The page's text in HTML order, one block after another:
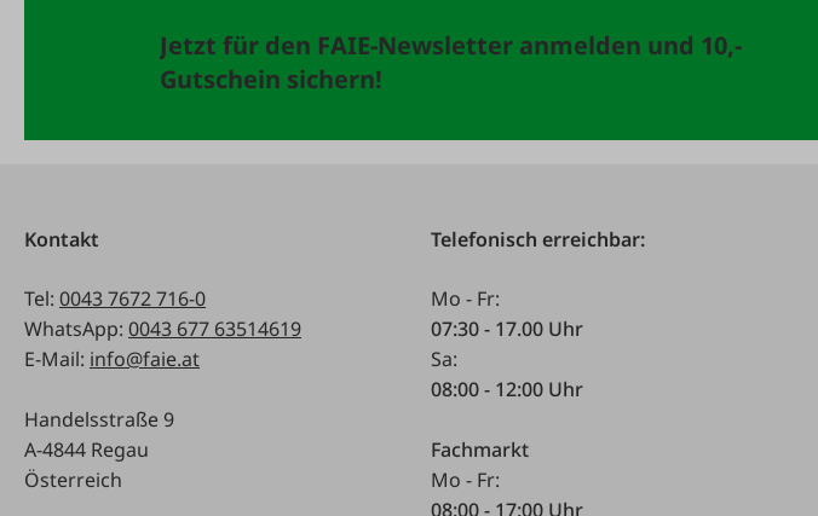
Jetzt für den FAIE-Newsletter anmelden und 10,-
Gutschein sichern!
Kontakt
Tel: 0043 7672 716-0
WhatsApp: 0043 677 63514619
E-Mail: info@faie.at
Handelsstraße 9
A-4844 Regau
Österreich
Telefonisch erreichbar:
Mo - Fr:
07:30 - 17.00 Uhr
Sa:
08:00 - 12:00 Uhr
Fachmarkt
Mo - Fr:
08:00 - 17:00 Uhr